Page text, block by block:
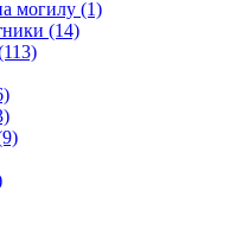
могилу (1)
(14)